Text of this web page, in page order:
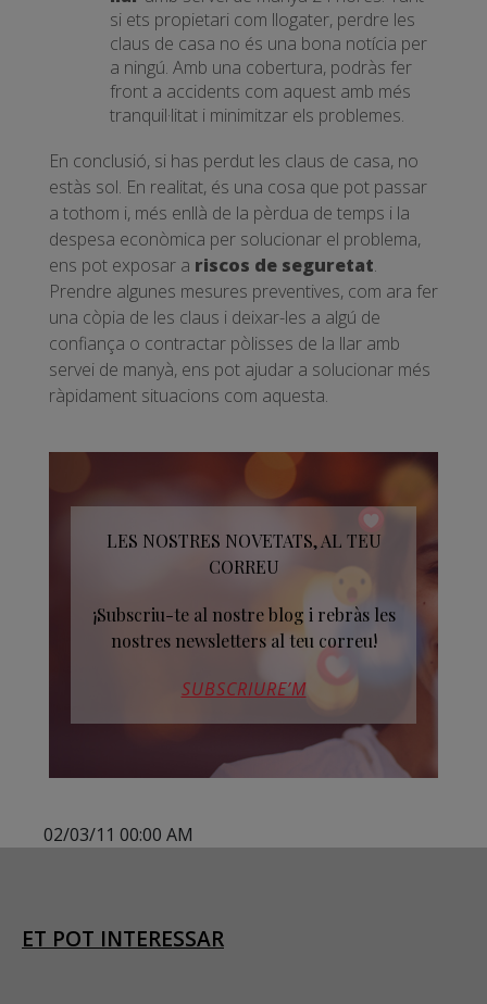
si ets propietari com llogater, perdre les
claus de casa no és una bona notícia per
a ningú. Amb una cobertura, podràs fer
front a accidents com aquest amb més
tranquil·litat i minimitzar els problemes.
En conclusió, si has perdut les claus de casa, no
estàs sol. En realitat, és una cosa que pot passar
a tothom i, més enllà de la pèrdua de temps i la
despesa econòmica per solucionar el problema,
ens pot exposar a riscos de seguretat.
Prendre algunes mesures preventives, com ara fer
una còpia de les claus i deixar-les a algú de
confiança o contractar pòlisses de la llar amb
servei de manyà, ens pot ajudar a solucionar més
ràpidament situacions com aquesta.
LES NOSTRES NOVETATS, AL TEU
CORREU
¡Subscriu-te al nostre blog i rebràs les
nostres newsletters al teu correu!
SUBSCRIURE’M
02/03/11 00:00 AM
ET POT INTERESSAR